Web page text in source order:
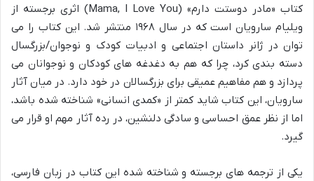
کتاب «مادر دوستت دارم» (Mama, I Love You) اثری برجسته از
ویلیام سارویان است که در سال ۱۹۶۸ منتشر شد. این کتاب را می
توان در ژانر داستان اجتماعی و ادبیات کودک و نوجوان/بزرگسال
دسته بندی کرد، چرا که هم به دغدغه های کودکان و نوجوانان می
پردازد و هم مفاهیم عمیقی برای بزرگسالان در خود دارد. در میان آثار
سارویان، این کتاب شاید کمتر از «کمدی انسانی» شناخته شده باشد،
اما از نظر عمق احساسی و سادگی دلنشین، در رده آثار مهم او قرار می
گیرد.
یکی از ترجمه های برجسته و شناخته شده این کتاب در زبان فارسی،